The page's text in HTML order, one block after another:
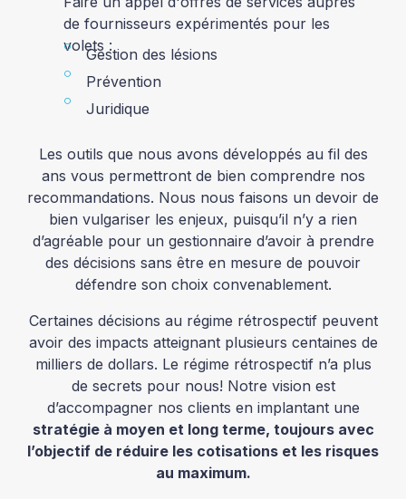
de fournisseurs expérimentés pour les
volets :Gestion des lésions
Prévention
Juridique
Les outils que nous avons développés au fil des
ans vous permettront de bien comprendre nos
recommandations. Nous nous faisons un devoir de
bien vulgariser les enjeux, puisqu’il n’y a rien
d’agréable pour un gestionnaire d’avoir à prendre
des décisions sans être en mesure de pouvoir
défendre son choix convenablement.
Certaines décisions au régime rétrospectif peuvent
avoir des impacts atteignant plusieurs centaines de
milliers de dollars. Le régime rétrospectif n’a plus
de secrets pour nous! Notre vision est
d’accompagner nos clients en implantant une
stratégie à moyen et long terme, toujours avec
l’objectif de réduire les cotisations et les risques
au maximum.